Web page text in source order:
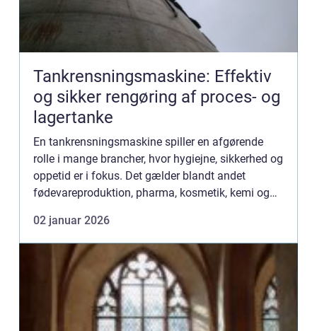
Tankrensningsmaskine: Effektiv
og sikker rengøring af proces- og
lagertanke
En tankrensningsmaskine spiller en afgørende
rolle i mange brancher, hvor hygiejne, sikkerhed og
oppetid er i fokus. Det gælder blandt andet
fødevareproduktion, pharma, kosmetik, kemi og
02 januar 2026